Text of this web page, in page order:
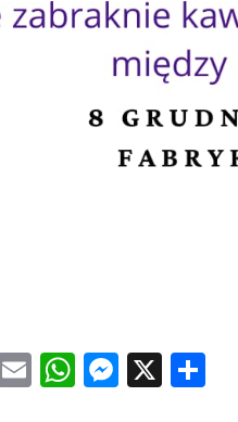
EmailWhatsApp
X